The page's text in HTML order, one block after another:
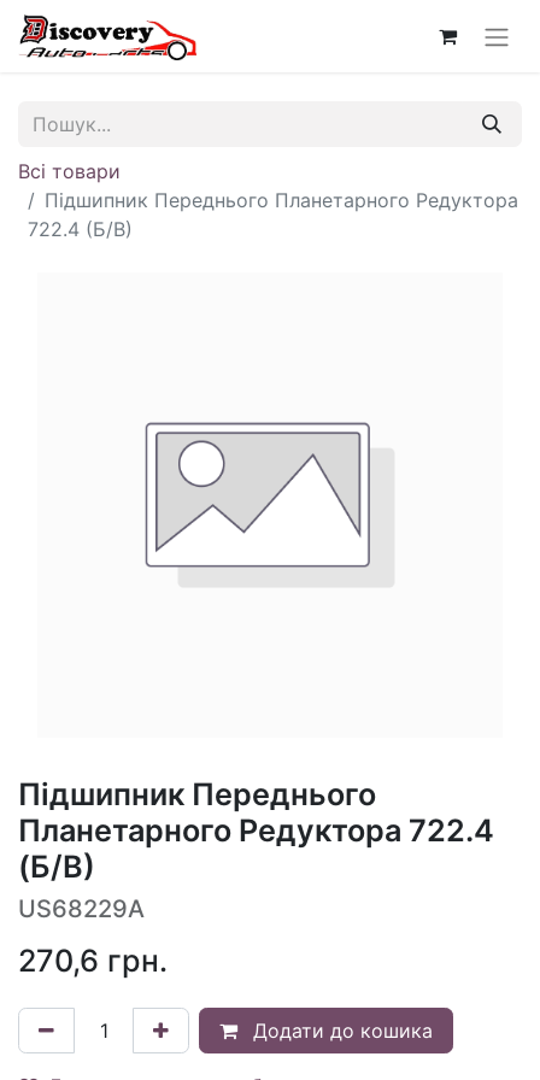
Всі товари
Підшипник Переднього Планетарного Редуктора
722.4 (Б/В)
Підшипник Переднього
Планетарного Редуктора 722.4
(Б/В)
US68229A
270,6 грн.
Додати до кошика